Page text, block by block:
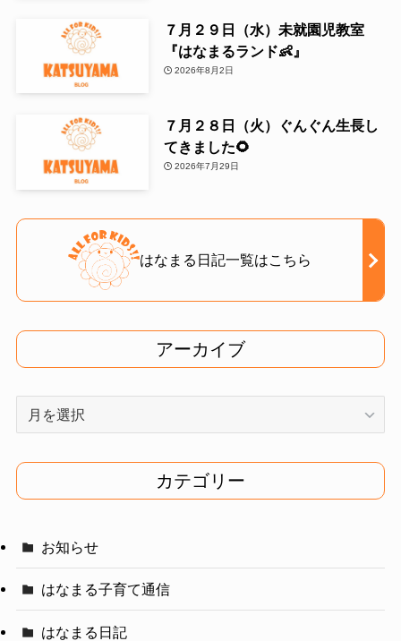
７月２９日（水）未就園児教室
『はなまるランド👶』
2026年8月2日
７月２８日（火）ぐんぐん生長し
てきました🌻
2026年7月29日
はなまる日記一覧はこちら
アーカイブ
イ
ブ
カテゴリー
お知らせ
はなまる子育て通信
はなまる日記